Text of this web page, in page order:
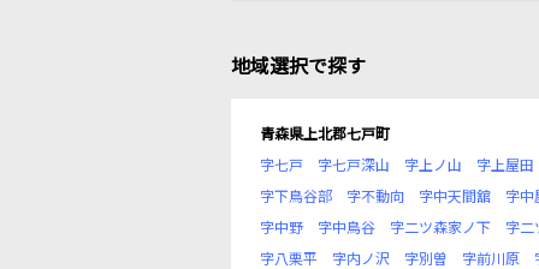
地域選択で探す
青森県上北郡七戸町
字七戸
字七戸深山 字上ノ山
字上屋田
字下鳥谷部
字不動向 字中天間舘
字中
字中野
字中鳥谷 字二ツ森家ノ下
字二
字八栗平
字内ノ沢 字別曽 字前川原